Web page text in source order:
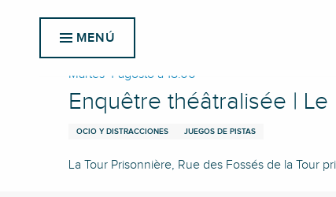
MENÚ
Inicio Enquêtre théâtralisée | Le bureau des
Martes 4 agosto a 18:00
Enquêtre théâtralisée |
OCIO Y DISTRACCIONES JUEGOS DE PISTAS
La Tour Prisonnière, Rue des Fossés de la Tour